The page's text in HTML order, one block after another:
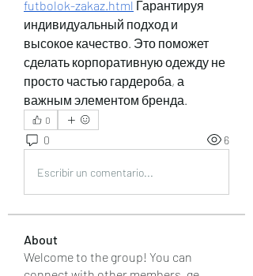
futbolok-zakaz.html Гарантируя
индивидуальный подход и
высокое качество. Это поможет
сделать корпоративную одежду не
просто частью гардероба, а
важным элементом бренда.
0
0 6
Escribir un comentario...
About
Welcome to the group! You can